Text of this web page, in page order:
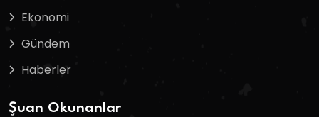
Ekonomi
Gündem
Haberler
Şuan Okunanlar